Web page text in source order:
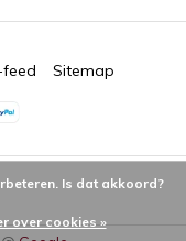
feed Sitemap
Is dat akkoord?
over cookies »